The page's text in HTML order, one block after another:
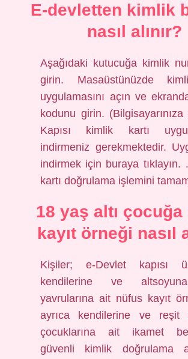
E-devletten kimlik
nasıl alınır?
Aşağıdaki kutucuğa kimlik
girin. Masaüstünüzde
uygulamasını açın ve
kodunu girin.
Kapısı kimlik kartı
indirmeniz gerekmektedir.
indirmek için buraya
kartı doğrulama işlemini
18 yaş altı
kayıt örneği nasıl
Kişiler; e-Devlet kapısı
kendilerine ve
yavrularına ait nüfus kayıt
ayrıca kendilerine ve reşit
çocuklarına ait ikamet
güvenli kimlik doğrulama